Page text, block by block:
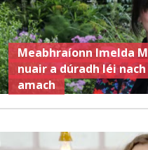
Meabhraíonn Imelda
nuair a dúradh léi
amach